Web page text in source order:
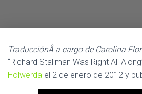
TraducciónÂ a cargo de Carolina
“Richard Stallman Was Right All
Holwerda el 2 de enero de 2012 y